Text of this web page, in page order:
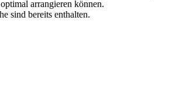
arrangieren können.
sind bereits enthalten.